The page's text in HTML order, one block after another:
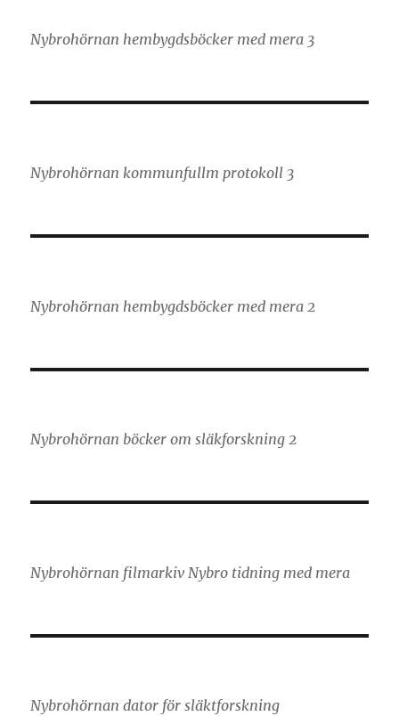
Nybrohörnan hembygdsböcker med mera 3
Nybrohörnan kommunfullm protokoll 3
Nybrohörnan hembygdsböcker med mera 2
Nybrohörnan böcker om släkforskning 2
Nybrohörnan filmarkiv Nybro tidning med mera
Nybrohörnan dator för släktforskning